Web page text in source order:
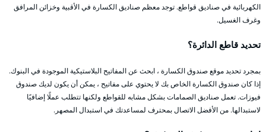
الكهربائية في صناديق قواطع. توجد معظم صناديق الكسارة في الأقبية وخزائن المرافق
وغرف الغسيل.
تحديد قاطع الدائرة؟
بمجرد تحديد موقع صندوق الكسارة ، ابحث عن المفاتيح البلاستيكية الموجودة في البنوك.
إذا كان صندوق الكسارة الخاص بك لا يحتوي على مفاتيح ، يمكن أن يكون لديك صندوق
فيوزات. تعمل صناديق الصمامات بشكل مشابه للقواطع ولكنها تتطلب عملًا إضافيًا
لاستبدالها. من الأفضل الاتصال بمحترف لمساعدتك في استبدال المصهر.